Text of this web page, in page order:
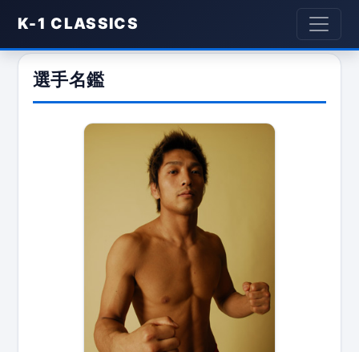
K-1 CLASSICS
選手名鑑